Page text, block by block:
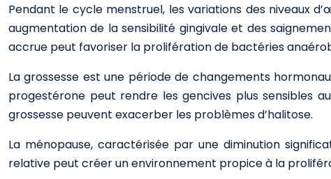
Pendant le cycle menstruel, les variations des niveaux
augmentation de la sensibilité gingivale et des
accrue peut favoriser la prolifération de bactéries
La grossesse est une période de changements
progestérone peut rendre les gencives plus sensibles
grossesse peuvent exacerber les problèmes d’halitose.
La ménopause, caractérisée par une diminution
relative peut créer un environnement propice à la